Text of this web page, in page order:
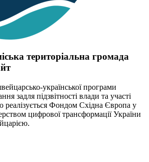
територіальна громада
української програми
задля підзвітності влади та участі
Фондом Східна Європа у
цифрової трансформації України